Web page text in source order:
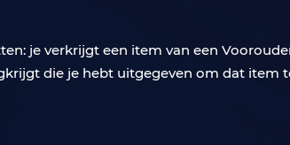
je verkrijgt een item van een
die je hebt uitgegeven om dat item